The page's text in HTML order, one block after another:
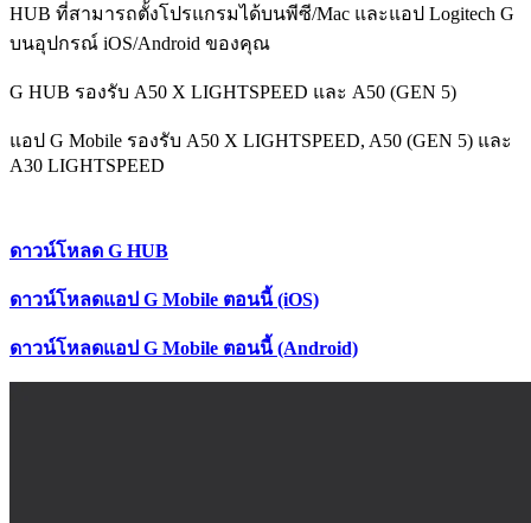
HUB ที่สามารถตั้งโปรแกรมได้บนพีซี/Mac และแอป Logitech G
บนอุปกรณ์ iOS/Android ของคุณ
G HUB รองรับ A50 X LIGHTSPEED และ A50 (GEN 5)
แอป G Mobile รองรับ A50 X LIGHTSPEED, A50 (GEN 5) และ
A30 LIGHTSPEED
ดาวน์โหลด G HUB
ดาวน์โหลดแอป G Mobile ตอนนี้ (iOS)
ดาวน์โหลดแอป G Mobile ตอนนี้ (Android)